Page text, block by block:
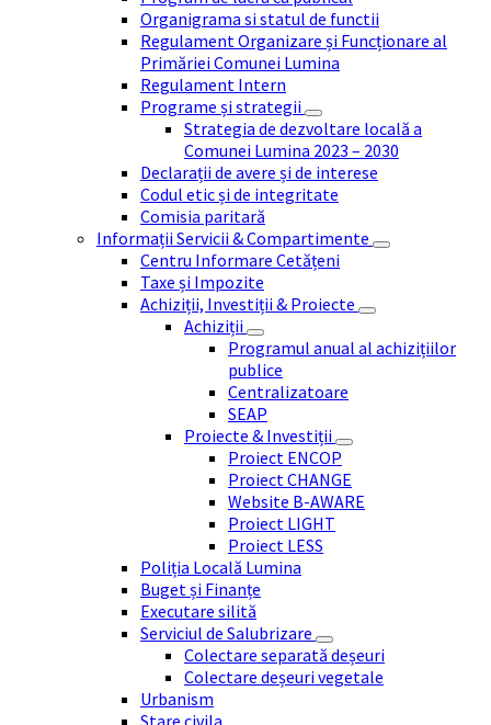
Organigrama si statul de functii
Regulament Organizare și Funcționare al
Primăriei Comunei Lumina
Regulament Intern
Programe și strategii
Strategia de dezvoltare locală a
Comunei Lumina 2023 – 2030
Declarații de avere și de interese
Codul etic și de integritate
Comisia paritară
Informații Servicii & Compartimente
Centru Informare Cetățeni
Taxe și Impozite
Achiziții, Investiții & Proiecte
Achiziții
Programul anual al achizițiilor
publice
Centralizatoare
SEAP
Proiecte & Investiții
Proiect ENCOP
Proiect CHANGE
Website B-AWARE
Proiect LIGHT
Proiect LESS
Poliția Locală Lumina
Buget și Finanțe
Executare silită
Serviciul de Salubrizare
Colectare separată deșeuri
Colectare deșeuri vegetale
Urbanism
Stare civila